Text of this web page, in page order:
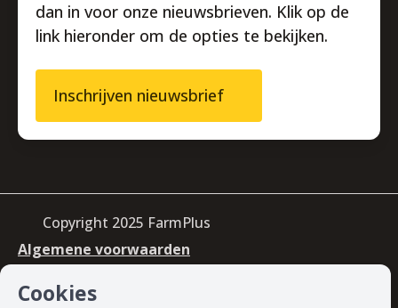
dan in voor onze nieuwsbrieven. Klik op de
link hieronder om de opties te bekijken.
Inschrijven nieuwsbrief
Copyright 2025 FarmPlus
Algemene voorwaarden
Privacy & cookiebeleid
Disclaimer
Cookies